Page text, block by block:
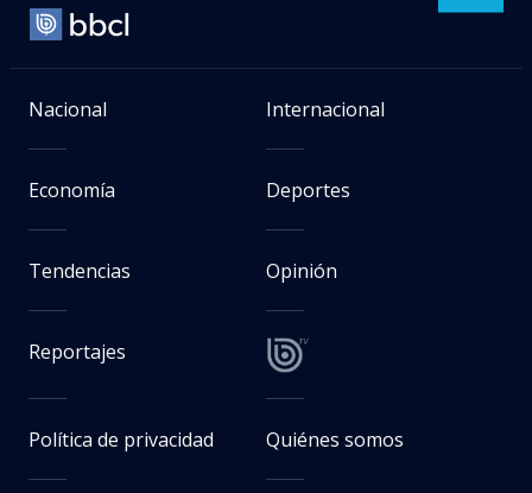
Nacional Internacional
Economía Deportes
Tendencias Opinión
Reportajes
Política de privacidad Quiénes somos